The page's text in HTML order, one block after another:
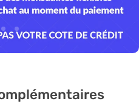
Diapositive
Diapositive